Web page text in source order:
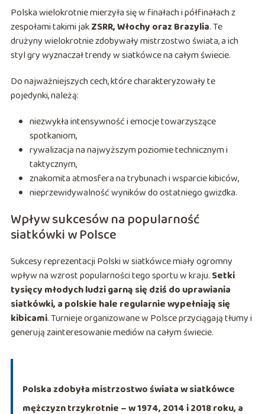
Polska wielokrotnie mierzyła się w finałach i półfinałach z
zespołami takimi jakZSRR, Włochy oraz Brazylia. Te
drużyny wielokrotnie zdobywały mistrzostwo świata, a ich
styl gry wyznaczał trendy w siatkówce na całym świecie.
Do najważniejszych cech, które charakteryzowały te
pojedynki, należą:
niezwykła intensywność i emocje towarzyszące
spotkaniom,
rywalizacja na najwyższym poziomie technicznym i
taktycznym,
znakomita atmosfera na trybunach i wsparcie kibiców,
nieprzewidywalność wyników do ostatniego gwizdka.
Wpływ sukcesów na popularność
siatkówki w Polsce
Sukcesy reprezentacji Polski w siatkówce miały ogromny
wpływ na wzrost popularności tego sportu w kraju. Setki
tysięcy młodych ludzi garną się dziś do uprawiania
siatkówki, a polskie hale regularnie wypełniają się
kibicami. Turnieje organizowane w Polsce przyciągają tłumy i
generują zainteresowanie mediów na całym świecie.
Polska zdobyła mistrzostwo świata w siatkówce
mężczyzn trzykrotnie – w 1974, 2014 i 2018 roku, a